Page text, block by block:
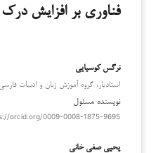
فناوری بر افزایش
نرگس کوسیایی
استادیار، گروه آموزش زبان و ادبیات
نویسنده مسئول
orcid.org/0009-0008-1875-9695
یحیی صفی خانی